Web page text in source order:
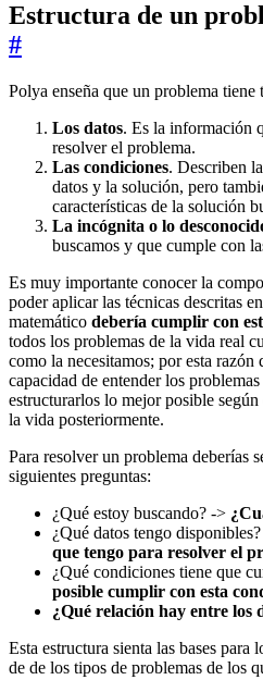
Estructura de un
#
Polya enseña que un problema tiene
Los datos. Es la información
resolver el problema.
Las condiciones. Describen
datos y la solución, pero
características de la solución
La incógnita o lo
buscamos y que cumple con
Es muy importante conocer la
poder aplicar las técnicas descritas
matemático debería cumplir con
todos los problemas de la vida real
como la necesitamos; por esta razón
capacidad de entender los
estructurarlos lo mejor posible
la vida posteriormente.
Para resolver un problema deberías
siguientes preguntas:
¿Qué estoy buscando? ->
¿Qué datos tengo
que tengo para resolver el
¿Qué condiciones tiene que
posible cumplir con esta
¿Qué relación hay entre los
Esta estructura sienta las bases
de de los tipos de problemas de los